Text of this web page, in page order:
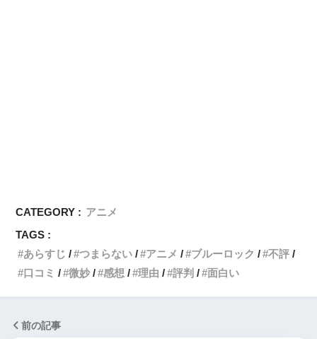
CATEGORY : アニメ
TAGS :
あらすじ
つまらない アニメ ブルーロック
不評
口コミ
微妙 感想 理由 評判 面白い
前の記事